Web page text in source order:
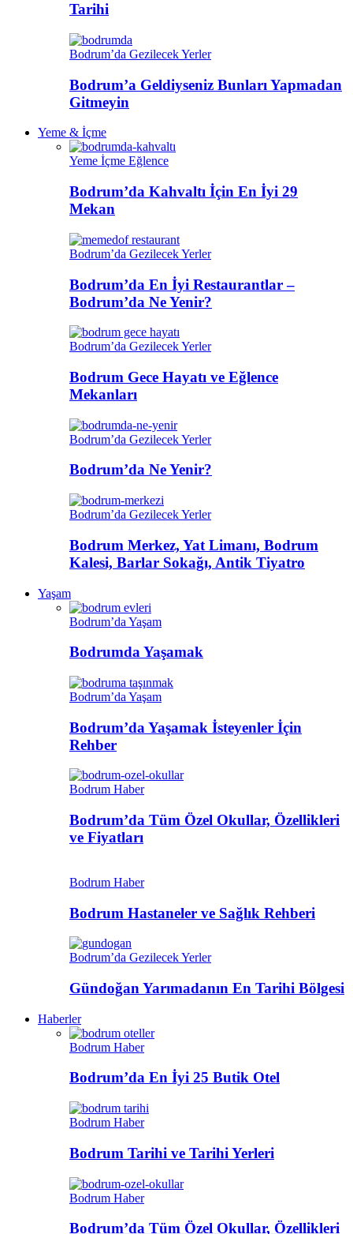
Tarihi
Bodrum’da Gezilecek Yerler
Bodrum’a Geldiyseniz Bunları Yapmadan
Gitmeyin
Yeme & İçme
Yeme İçme Eğlence
Bodrum’da Kahvaltı İçin En İyi 29
Mekan
Bodrum’da Gezilecek Yerler
Bodrum’da En İyi Restaurantlar –
Bodrum’da Ne Yenir?
Bodrum’da Gezilecek Yerler
Bodrum Gece Hayatı ve Eğlence
Mekanları
Bodrum’da Gezilecek Yerler
Bodrum’da Ne Yenir?
Bodrum’da Gezilecek Yerler
Bodrum Merkez, Yat Limanı, Bodrum
Kalesi, Barlar Sokağı, Antik Tiyatro
Yaşam
Bodrum’da Yaşam
Bodrumda Yaşamak
Bodrum’da Yaşam
Bodrum’da Yaşamak İsteyenler İçin
Rehber
Bodrum Haber
Bodrum’da Tüm Özel Okullar, Özellikleri
ve Fiyatları
Bodrum Haber
Bodrum Hastaneler ve Sağlık Rehberi
Bodrum’da Gezilecek Yerler
Gündoğan Yarımadanın En Tarihi Bölgesi
Haberler
Bodrum Haber
Bodrum’da En İyi 25 Butik Otel
Bodrum Haber
Bodrum Tarihi ve Tarihi Yerleri
Bodrum Haber
Bodrum’da Tüm Özel Okullar, Özellikleri